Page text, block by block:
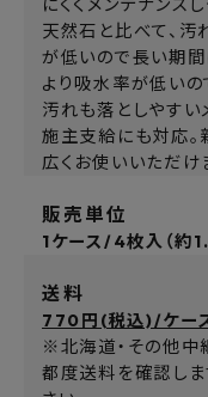
にくくメンテナンス
天然石と比べて、汚
が低いので長い期間
より吸水率が低いの
汚れも落としやすい
施主支給にも対応。
広くお使いいただけ
販売単位
1ケース/4枚入（約
送料
770円(税込)/ケー
※北海道・その他中
都度送料を確認し